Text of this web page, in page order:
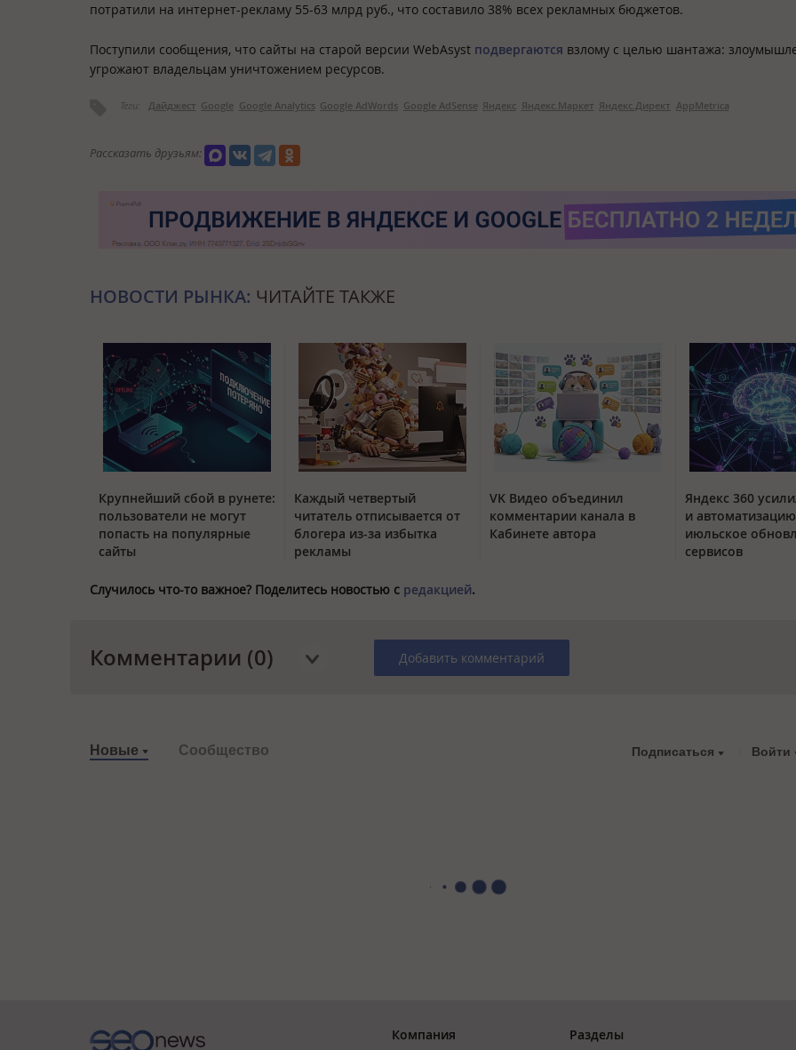
потратили на интернет-рекламу 55-63 млрд руб., что составило 38% всех рекламных бюджетов.
Поступили сообщения, что сайты на старой версии WebAsyst подвергаются взлому с целью шантажа:
угрожают владельцам уничтожением ресурсов.
Теги: Дайджест Google Google Analytics Google AdWords Google AdSense Яндекс Яндекс.Маркет Яндекс.Директ AppMetrica
Рассказать друзьям:
НОВОСТИ РЫНКА: ЧИТАЙТЕ ТАКЖЕ
Крупнейший сбой в рунете:
пользователи не могут
попасть на популярные
сайты
Каждый четвертый
читатель отписывается от
блогера из-за избытка
рекламы
VK Видео объединил
комментарии канала в
Кабинете автора
Яндекс 360
и
июльское
сервисов
Случилось что-то важное? Поделитесь новостью с редакцией.
Комментарии (0) Добавить комментарий
Новые Сообщество Подписаться Войти
Компания Разделы